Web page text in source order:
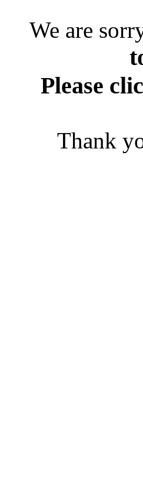
We are
Please
Thank